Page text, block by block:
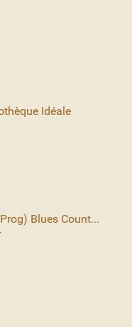
Idéale
Blues Count...